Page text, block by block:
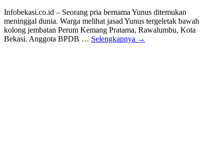
Infobekasi.co.id – Seorang pria bernama Yunus ditemukan
meninggal dunia. Warga melihat jasad Yunus tergeletak bawah
kolong jembatan Perum Kemang Pratama, Rawalumbu, Kota
Bekasi. Anggota BPDB … Selengkapnya →